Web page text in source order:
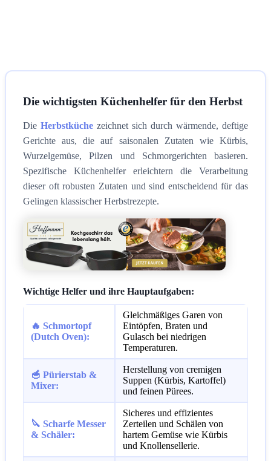
Die wichtigsten Küchenhelfer für den Herbst
Die Herbstküche zeichnet sich durch wärmende, deftige
Gerichte aus, die auf saisonalen Zutaten wie Kürbis,
Wurzelgemüse, Pilzen und Schmorgerichten basieren.
Spezifische Küchenhelfer erleichtern die Verarbeitung
dieser oft robusten Zutaten und sind entscheidend für das
Gelingen klassischer Herbstrezepte.
Wichtige Helfer und ihre Hauptaufgaben:
🔥 Schmortopf
(Dutch Oven):
Gleichmäßiges Garen von
Eintöpfen, Braten und
Gulasch bei niedrigen
Temperaturen.
🥣 Pürierstab &
Mixer:
Herstellung von cremigen
Suppen (Kürbis, Kartoffel)
und feinen Pürees.
🔪 Scharfe Messer
& Schäler:
Sicheres und effizientes
Zerteilen und Schälen von
hartem Gemüse wie Kürbis
und Knollensellerie.